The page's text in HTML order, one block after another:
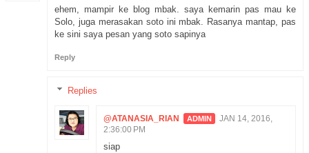
ehem, mampir ke blog mbak. saya kemarin pas mau ke
Solo, juga merasakan soto ini mbak. Rasanya mantap, pas
ke sini saya pesan yang soto sapinya
Reply
Replies
@ATANASIA_RIAN
JAN 14, 2016,
2:36:00 PM
siap